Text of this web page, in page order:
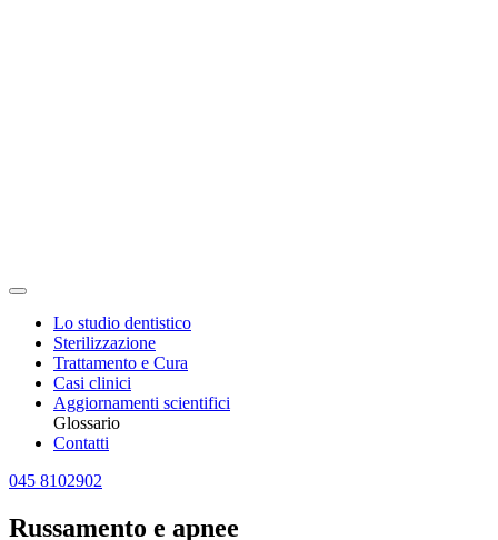
Lo studio dentistico
Sterilizzazione
Trattamento e Cura
Casi clinici
Aggiornamenti scientifici
Glossario
Contatti
045 8102902
Russamento e apnee